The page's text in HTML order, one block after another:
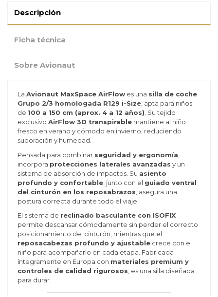
Descripción
Ficha técnica
Sobre Avionaut
La Avionaut MaxSpace AirFlowes una silla de coche
Grupo 2/3 homologada R129 i-Size, apta para niños
de 100 a 150 cm (aprox. 4 a 12 años). Su tejido
exclusivo AirFlow 3D transpirablemantiene al niño
fresco en verano y cómodo en invierno, reduciendo
sudoración y humedad.
Pensada para combinar seguridad y ergonomía
incorpora protecciones laterales avanzadas y un
sistema de absorción de impactos. Su asiento
profundo y confortable, junto con el guiado ventral
del cinturón en los reposabrazos , asegura una
postura correcta durante todo el viaje.
El sistema de reclinado basculante con ISOFIX
permite descansar cómodamente sin perder el correcto
posicionamiento del cinturón, mientras que el
reposacabezas profundo y ajustablecrece con el
niño para acompañarlo en cada etapa. Fabricada
íntegramente en Europa con materiales premium y
controles de calidad rigurosos , es una silla diseñada
para durar.